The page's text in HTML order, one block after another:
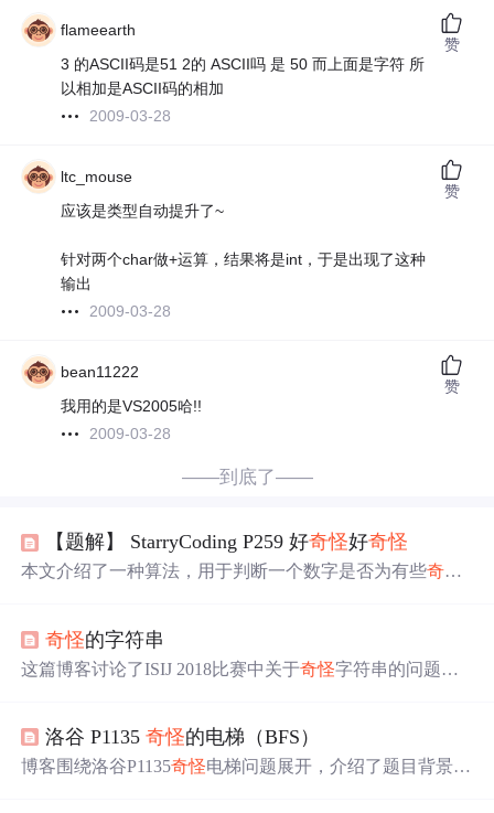
flameearth
3 的ASCII码是51 2的 ASCII吗 是 50 而上面是字符 所
以相加是ASCII码的相加
2009-03-28
赞
ltc_mouse
应该是类型自动提升了~
针对两个char做+运算，结果将是int，于是出现了这种
输出
2009-03-28
赞
bean11222
我用的是VS2005哈!!
2009-03-28
赞
——到底了——
【题解】 StarryCoding P259 好奇怪好奇怪
本文介绍了一种算法，用于判断一个数字是否为有些奇怪
为其因子。
奇怪的字符串
这篇博客讨论了ISIJ 2018比赛中关于奇怪字符串的问题，
处理这类问题的思路，包括使用压缩扫描线和避免重复计
数的方法。
洛谷 P1135奇怪的电梯（BFS）
博客围绕洛谷P1135奇怪电梯问题展开，介绍了题目背景、